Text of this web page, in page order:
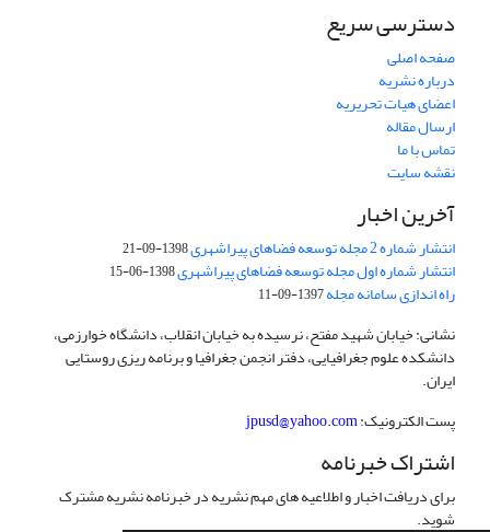
دسترسی سریع
صفحه اصلی
درباره نشریه
اعضای هیات تحریریه
ارسال مقاله
تماس با ما
نقشه سایت
آخرین اخبار
انتشار شماره 2 مجله توسعه فضاهای پیراشهری 1398-09-21
انتشار شماره اول مجله توسعه فضاهای پیراشهری1398-06-15
راه اندازی سامانه مجله1397-09-11
نشانی: خیابان شهید مفتح، نرسیده به خیابان انقلاب، دانشگاه خوارزمی،
دانشکده علوم جغرافیایی، دفتر انجمن جغرافیا و برنامه ریزی روستایی
ایران.
پست الکترونیک:jpusd@yahoo.com
اشتراک خبرنامه
برای دریافت اخبار و اطلاعیه های مهم نشریه در خبرنامه نشریه مشترک
شوید.